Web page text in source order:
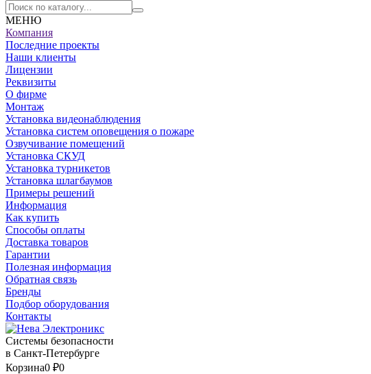
МЕНЮ
Компания
Последние проекты
Наши клиенты
Лицензии
Реквизиты
О фирме
Монтаж
Установка видеонаблюдения
Установка систем оповещения о пожаре
Озвучивание помещений
Установка СКУД
Установка турникетов
Установка шлагбаумов
Примеры решений
Информация
Как купить
Способы оплаты
Доставка товаров
Гарантии
Полезная информация
Обратная связь
Бренды
Подбор оборудования
Контакты
Системы безопасности
в Санкт-Петербурге
Корзина0 ₽0